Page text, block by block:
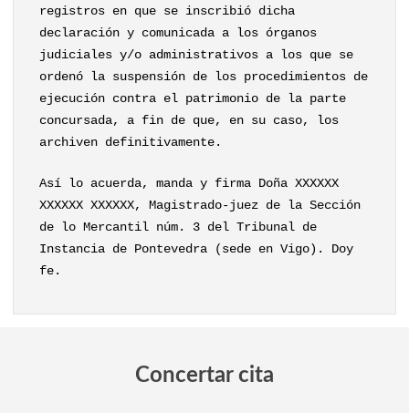
registros en que se inscribió dicha
declaración y comunicada a los órganos
judiciales y/o administrativos a los que se
ordenó la suspensión de los procedimientos de
ejecución contra el patrimonio de la parte
concursada, a fin de que, en su caso, los
archiven definitivamente.
Así lo acuerda, manda y firma Doña XXXXXX
XXXXXX XXXXXX, Magistrado-juez de la Sección
de lo Mercantil núm. 3 del Tribunal de
Instancia de Pontevedra (sede en Vigo). Doy
fe.
Concertar cita